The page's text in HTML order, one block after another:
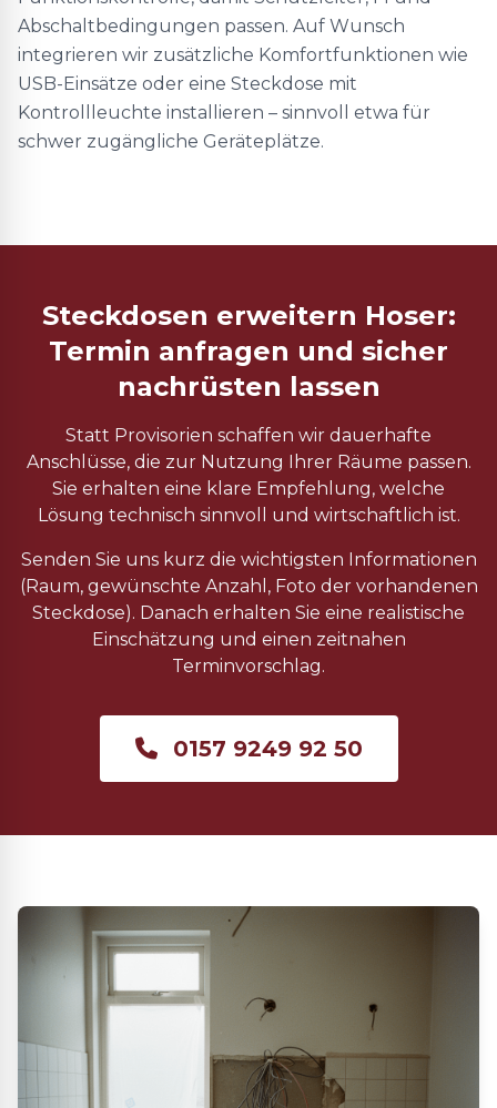
Abschaltbedingungen passen. Auf Wunsch
integrieren wir zusätzliche Komfortfunktionen wie
USB-Einsätze oder eine Steckdose mit
Kontrollleuchte installieren – sinnvoll etwa für
schwer zugängliche Geräteplätze.
Steckdosen erweitern Hoser:
Termin anfragen und sicher
nachrüsten lassen
Statt Provisorien schaffen wir dauerhafte
Anschlüsse, die zur Nutzung Ihrer Räume passen.
Sie erhalten eine klare Empfehlung, welche
Lösung technisch sinnvoll und wirtschaftlich ist.
Senden Sie uns kurz die wichtigsten Informationen
(Raum, gewünschte Anzahl, Foto der vorhandenen
Steckdose). Danach erhalten Sie eine realistische
Einschätzung und einen zeitnahen
Terminvorschlag.
0157 9249 92 50